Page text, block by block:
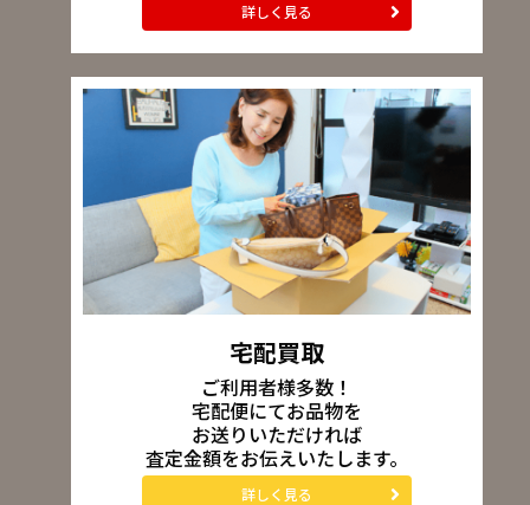
詳しく見る
宅配買取
ご利用者様多数！
宅配便にてお品物を
お送りいただければ
査定金額をお伝えいたします。
詳しく見る